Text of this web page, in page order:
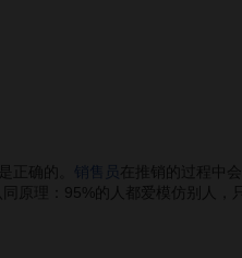
确的。 销售员 在推销的过程中
原理：95%的人都爱模仿别人，